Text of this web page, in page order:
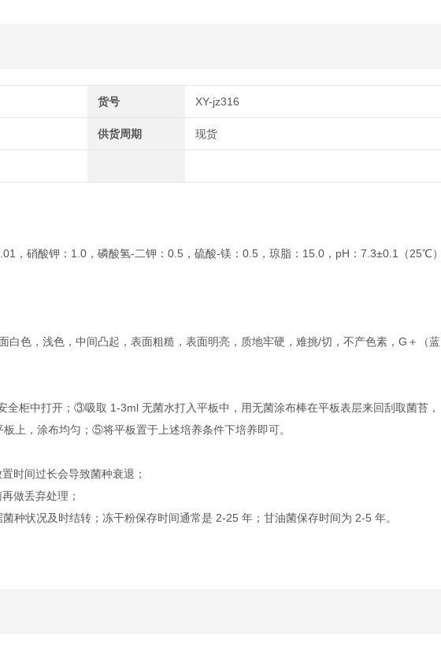
货号 XY-jz316
供货周期 现货
，硝酸钾：1.0，磷酸氢-二钾：0.5，硫酸-镁：0.5，琼脂：15.0，pH：7.3±0.1（25℃）
色，浅色，中间凸起，表面粗糙，表面明亮，质地牢硬，难挑/切，不产色素，G＋（蓝
柜中打开；③吸取 1-3ml 无菌水打入平板中，用无菌涂布棒在平板表层来回刮取菌苔，
上，涂布均匀；⑤将平板置于上述培养条件下培养即可。
时间过长会导致菌种衰退；
做丢弃处理；
种状况及时结转；冻干粉保存时间通常是 2-25 年；甘油菌保存时间为 2-5 年。